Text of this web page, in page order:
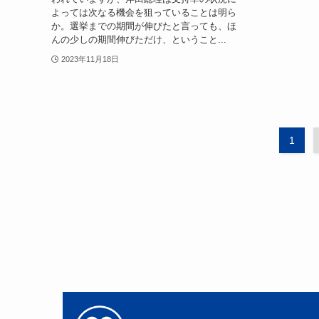
よっては次なる機会を狙っていることは明ら
か。選挙までの期間が伸びたと言っても、ほ
んの少しの期間伸びただけ、ということ...
2023年11月18日
1